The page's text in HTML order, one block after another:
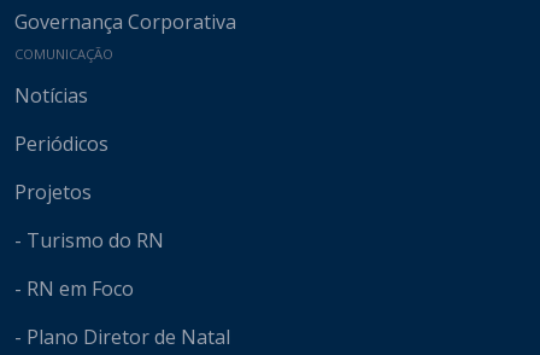
Governança Corporativa
COMUNICAÇÃO
Notícias
Periódicos
Projetos
- Turismo do RN
- RN em Foco
- Plano Diretor de Natal